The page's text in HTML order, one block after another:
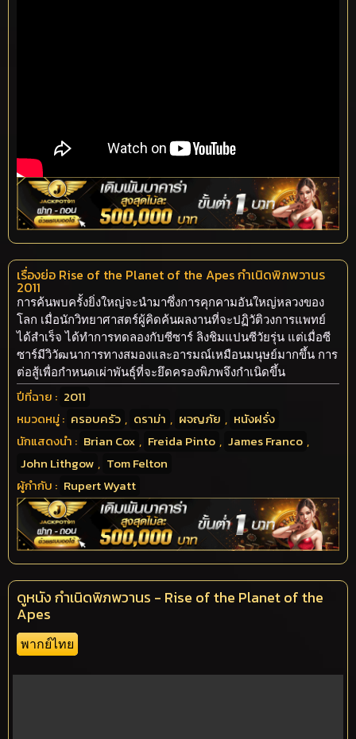
เรื่องย่อ Rise of the Planet of the Apes กำเนิดพิภพวานร
2011
การค้นพบครั้งยิ่งใหญ่จะนำมาซึ่งการคุกคามอันใหญ่หลวงของ
โลก เมื่อนักวิทยาศาสตร์ผู้คิดค้นผลงานที่จะปฏิวัติวงการแพทย์
ได้สำเร็จ ได้ทำการทดลองกับซีซาร์ ลิงชิมแปนซีวัยรุ่น แต่เมื่อซี
ซาร์มีวิวัฒนาการทางสมองและอารมณ์เหมือนมนุษย์มากขึ้น การ
ต่อสู้เพื่อกำหนดเผ่าพันธุ์ที่จะยึดครองพิภพจึงกำเนิดขึ้น
ปีที่ฉาย : 2011
หมวดหมู่ : ครอบครัว , ดราม่า , ผจญภัย , หนังฝรั่ง
นักแสดงนำ : Brian Cox , Freida Pinto , James Franco ,
John Lithgow , Tom Felton
ผู้กำกับ : Rupert Wyatt
ดูหนัง กำเนิดพิภพวานร - Rise of the Planet of the
Apes
พากย์ไทย